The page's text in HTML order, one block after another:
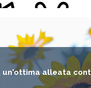
un'ottima alleata